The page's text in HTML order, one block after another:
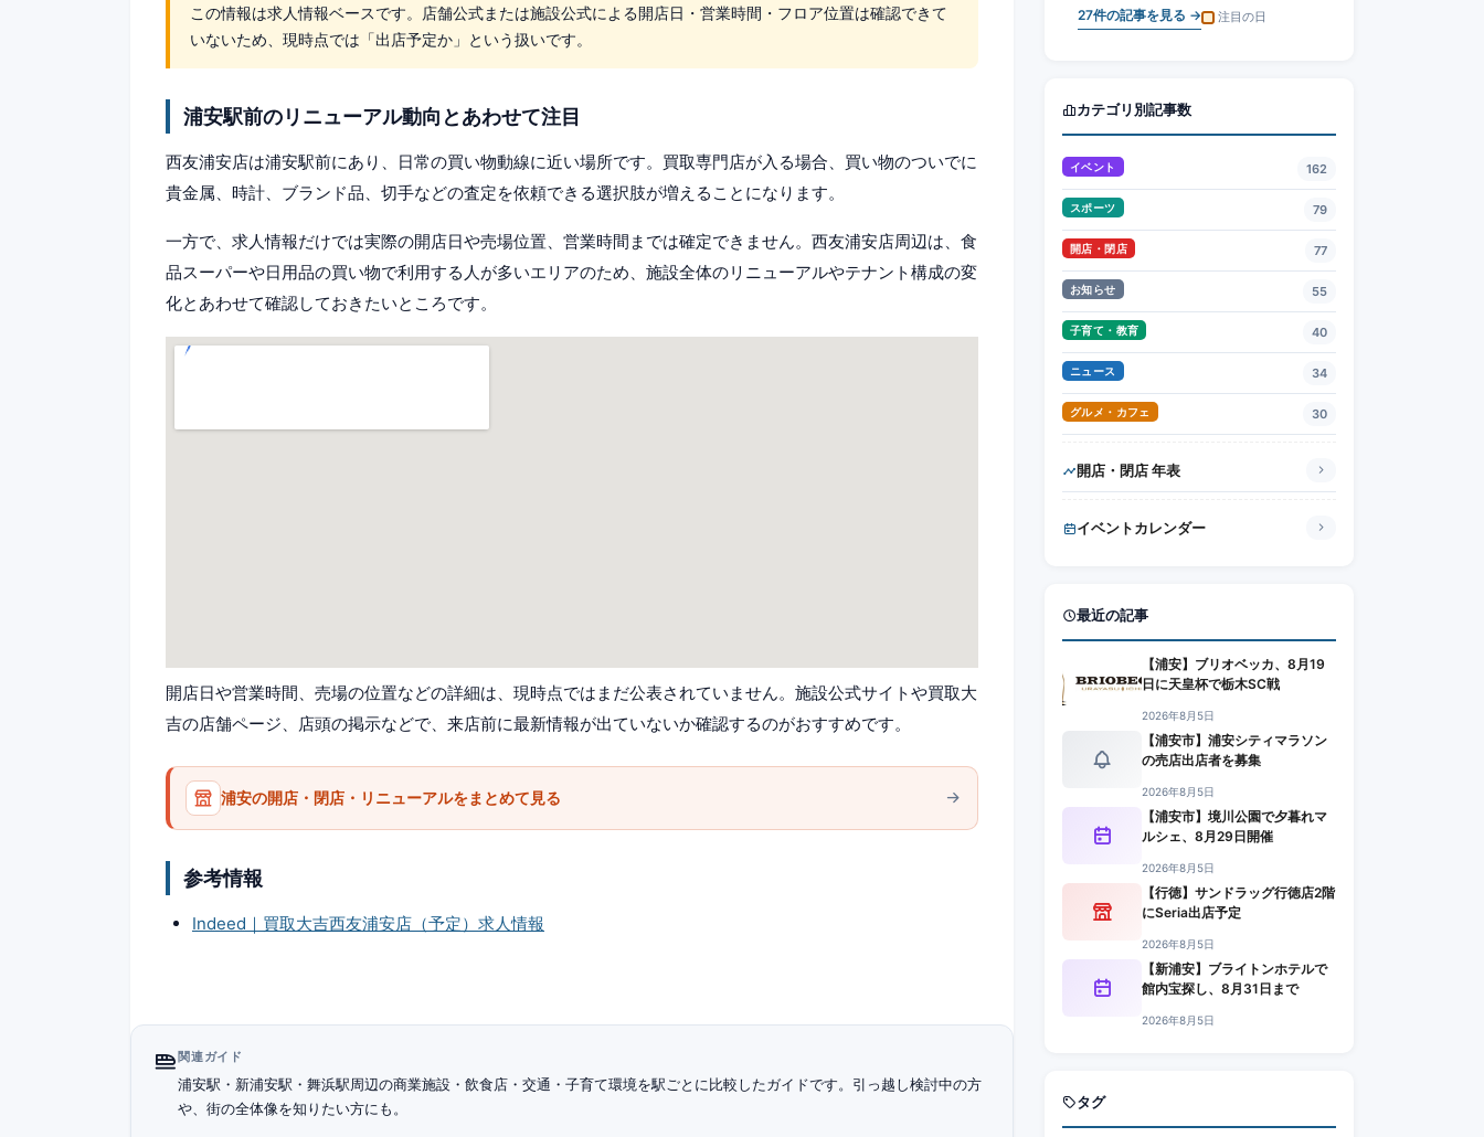
この情報は求人情報ベースです。店舗公式または施設公式による開店日・営業時間・フロア位置は確認できて
いないため、現時点では「出店予定か」という扱いです。
浦安駅前のリニューアル動向とあわせて注目
西友浦安店は浦安駅前にあり、日常の買い物動線に近い場所です。買取専門店が入る場合、買い物のついでに
貴金属、時計、ブランド品、切手などの査定を依頼できる選択肢が増えることになります。
一方で、求人情報だけでは実際の開店日や売場位置、営業時間までは確定できません。西友浦安店周辺は、食
品スーパーや日用品の買い物で利用する人が多いエリアのため、施設全体のリニューアルやテナント構成の変
化とあわせて確認しておきたいところです。
開店日や営業時間、売場の位置などの詳細は、現時点ではまだ公表されていません。施設公式サイトや買取大
吉の店舗ページ、店頭の掲示などで、来店前に最新情報が出ていないか確認するのがおすすめです。
浦安の開店・閉店・リニューアルをまとめて見る
参考情報
Indeed｜買取大吉西友浦安店（予定）求人情報
関連ガイド
浦安駅・新浦安駅・舞浜駅周辺の商業施設・飲食店・交通・子育て環境を駅ごとに比較したガイドです。引っ越し検討中の方
や、街の全体像を知りたい方にも。
27件の記事を見る → 注目の日
カテゴリ別記事数
イベント 162
スポーツ 79
開店・閉店 77
お知らせ 55
子育て・教育 40
ニュース 34
グルメ・カフェ 30
開店・閉店 年表
イベントカレンダー
最近の記事
【浦安】ブリオベッカ、8月19
日に天皇杯で栃木SC戦
2026年8月5日
【浦安市】浦安シティマラソン
の売店出店者を募集
2026年8月5日
【浦安市】境川公園で夕暮れマ
ルシェ、8月29日開催
2026年8月5日
【行徳】サンドラッグ行徳店2階
にSeria出店予定
2026年8月5日
【新浦安】ブライトンホテルで
館内宝探し、8月31日まで
2026年8月5日
タグ